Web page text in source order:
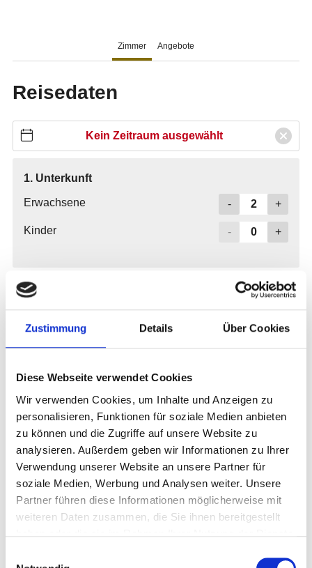
Zustimmung Details Über Cookies
Diese Webseite verwendet Cookies
Wir verwenden Cookies, um Inhalte und Anzeigen zu
personalisieren, Funktionen für soziale Medien anbieten
zu können und die Zugriffe auf unsere Website zu
analysieren. Außerdem geben wir Informationen zu Ihrer
Verwendung unserer Website an unsere Partner für
soziale Medien, Werbung und Analysen weiter. Unsere
Partner führen diese Informationen möglicherweise mit
weiteren Daten zusammen, die Sie ihnen bereitgestellt